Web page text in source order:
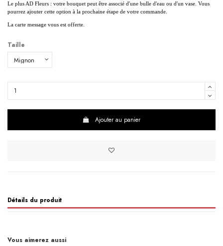
Le plus AD Fleurs : votre bouquet peut être associé d'une bulle d'eau ou d'un vase. Vous
pourrez ajouter cette option à la prochaine étape de votre commande.
La carte message vous est offerte.
Taille
Ajouter au panier
Détails du produit
Vous aimerez aussi